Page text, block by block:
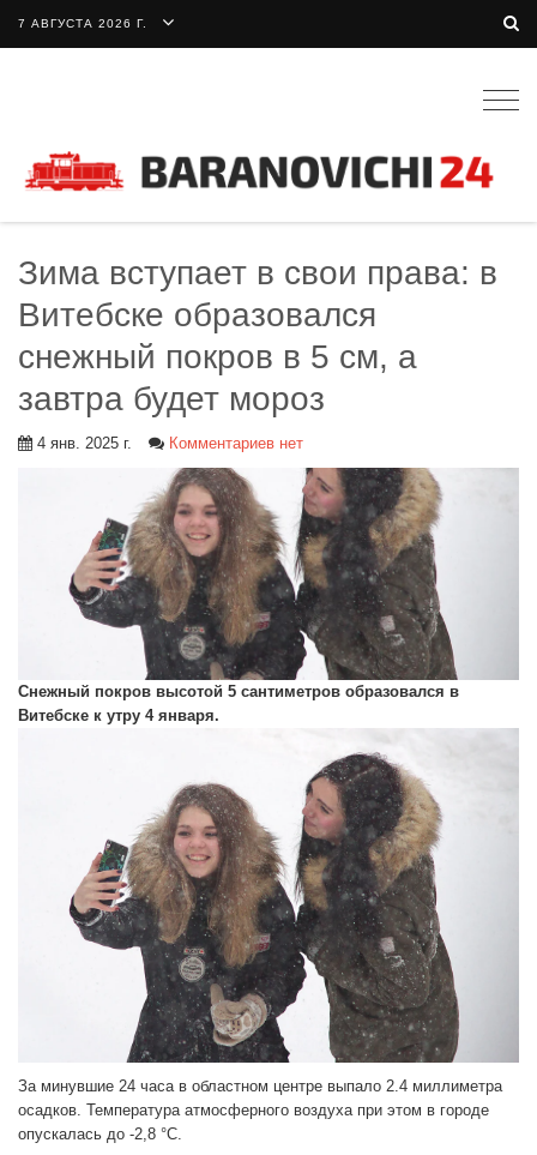
7 АВГУСТА 2026 Г.
Зима вступает в свои права: в
Витебске образовался
снежный покров в 5 см, а
завтра будет мороз
4 янв. 2025 г. Комментариев нет
Снежный покров высотой 5 сантиметров образовался в
Витебске к утру 4 января.
За минувшие 24 часа в областном центре выпало 2.4 миллиметра
осадков. Температура атмосферного воздуха при этом в городе
опускалась до -2,8 °C.